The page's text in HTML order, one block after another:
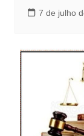
7 de julho